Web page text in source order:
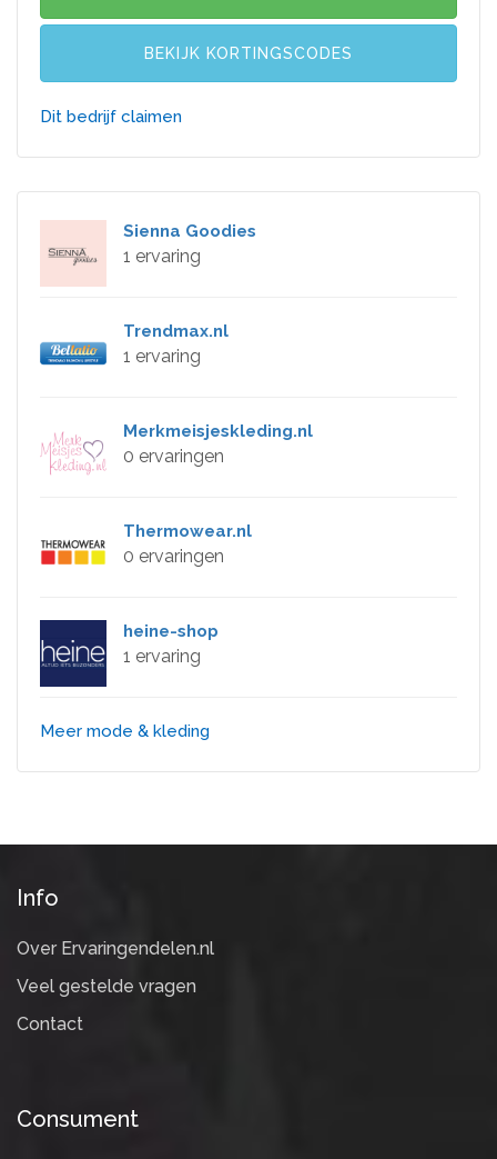
BEKIJK KORTINGSCODES
Dit bedrijf claimen
Sienna Goodies
1 ervaring
Trendmax.nl
1 ervaring
Merkmeisjeskleding.nl
0 ervaringen
Thermowear.nl
0 ervaringen
heine-shop
1 ervaring
Meer mode & kleding
Info
Over Ervaringendelen.nl
Veel gestelde vragen
Contact
Consument